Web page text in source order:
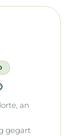
an
gegart